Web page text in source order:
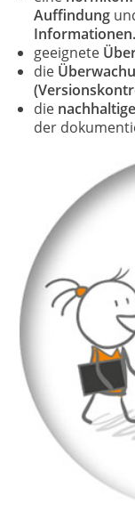
Auffindung
Informationen.
geeignete
die
die
der